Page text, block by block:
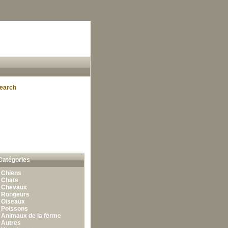
Chiens
Chats
Chevaux
Rongeurs
Oiseaux
Poissons
Animaux de la ferme
Autres